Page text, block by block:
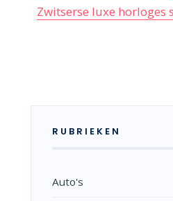
Zwitserse luxe horloges
RUBRIEKEN
Auto's